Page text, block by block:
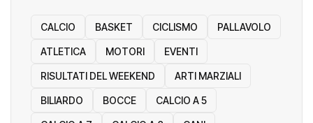
CALCIO BASKET CICLISMO PALLAVOLO
ATLETICA MOTORI EVENTI
RISULTATI DEL WEEKEND ARTI MARZIALI
BILIARDO BOCCE CALCIO A 5